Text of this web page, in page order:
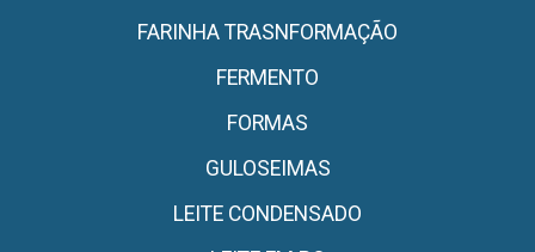
FARINHA TRASNFORMAÇÃO
FERMENTO
FORMAS
GULOSEIMAS
LEITE CONDENSADO